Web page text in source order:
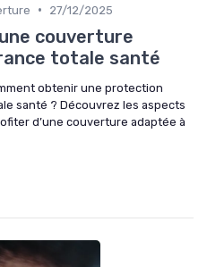
• 27/12/2025
couverture
totale santé
obtenir une protection
santé ? Découvrez les aspects
d’une couverture adaptée à